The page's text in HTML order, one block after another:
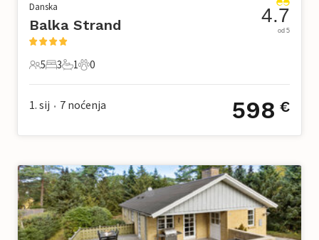
Danska
Balka Strand
5 Gosti
5
3 Spavaće sobe
3
1 Kupaonica
1
0 Kućni ljubimac
0
4.7
od 5
1. sij • 7 noćenja 598 €